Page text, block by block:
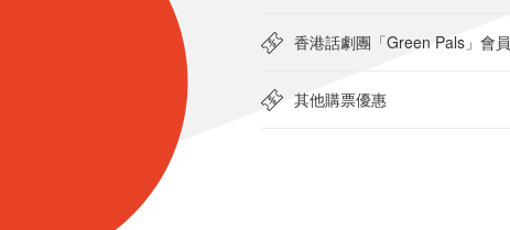
香港話劇團「Green Pals」會員
其他購票優惠